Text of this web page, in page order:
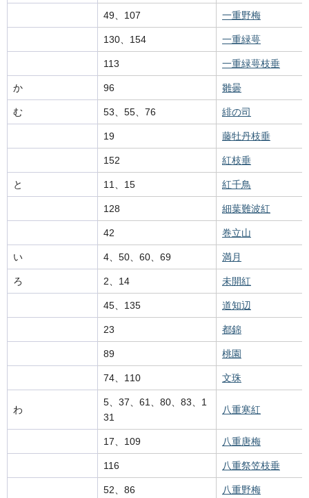
49、107 一重野梅
130、154 一重緑萼
113 一重緑萼枝垂
か 96 雛曇
む 53、55、76 緋の司
19 藤牡丹枝垂
152 紅枝垂
と 11、15 紅千鳥
128 細葉難波紅
42 巻立山
い 4、50、60、69 満月
ろ 2、14 未開紅
45、135 道知辺
23 都錦
89 桃園
74、110 文珠
わ
5、37、61、80、83、1
31
八重寒紅
17、109 八重唐梅
116 八重祭笠枝垂
52、86 八重野梅